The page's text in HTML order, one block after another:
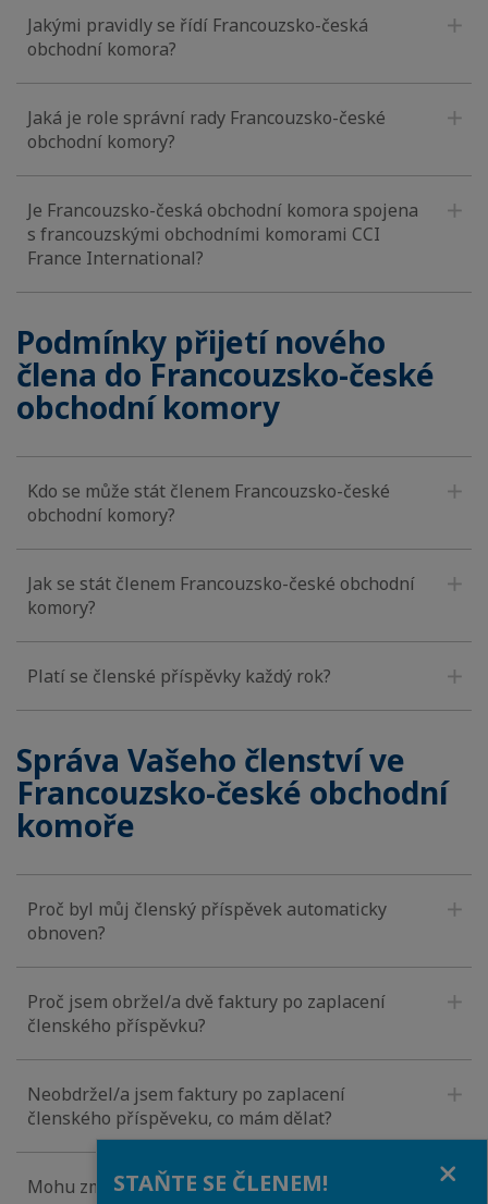
Jakými pravidly se řídí Francouzsko-česká
obchodní komora?
Jaká je role správní rady Francouzsko-české
obchodní komory?
Je Francouzsko-česká obchodní komora spojena
s francouzskými obchodními komorami CCI
France International?
Podmínky přijetí nového
člena do Francouzsko-české
obchodní komory
Kdo se může stát členem Francouzsko-české
obchodní komory?
Jak se stát členem Francouzsko-české obchodní
komory?
Platí se členské příspěvky každý rok?
Správa Vašeho členství ve
Francouzsko-české obchodní
komoře
Proč byl můj členský příspěvek automaticky
obnoven?
Proč jsem obržel/a dvě faktury po zaplacení
členského příspěvku?
Neobdržel/a jsem faktury po zaplacení
členského příspěveku, co mám dělat?
Mohu změnit během roku typ svého členství?
STAŇTE SE ČLENEM!